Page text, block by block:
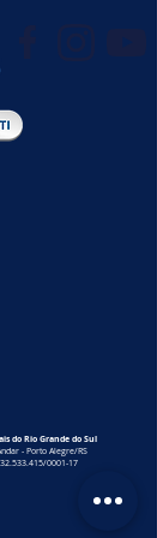
do Rio Grande do Sul
- Porto Alegre/RS
32.533.415/0001-17